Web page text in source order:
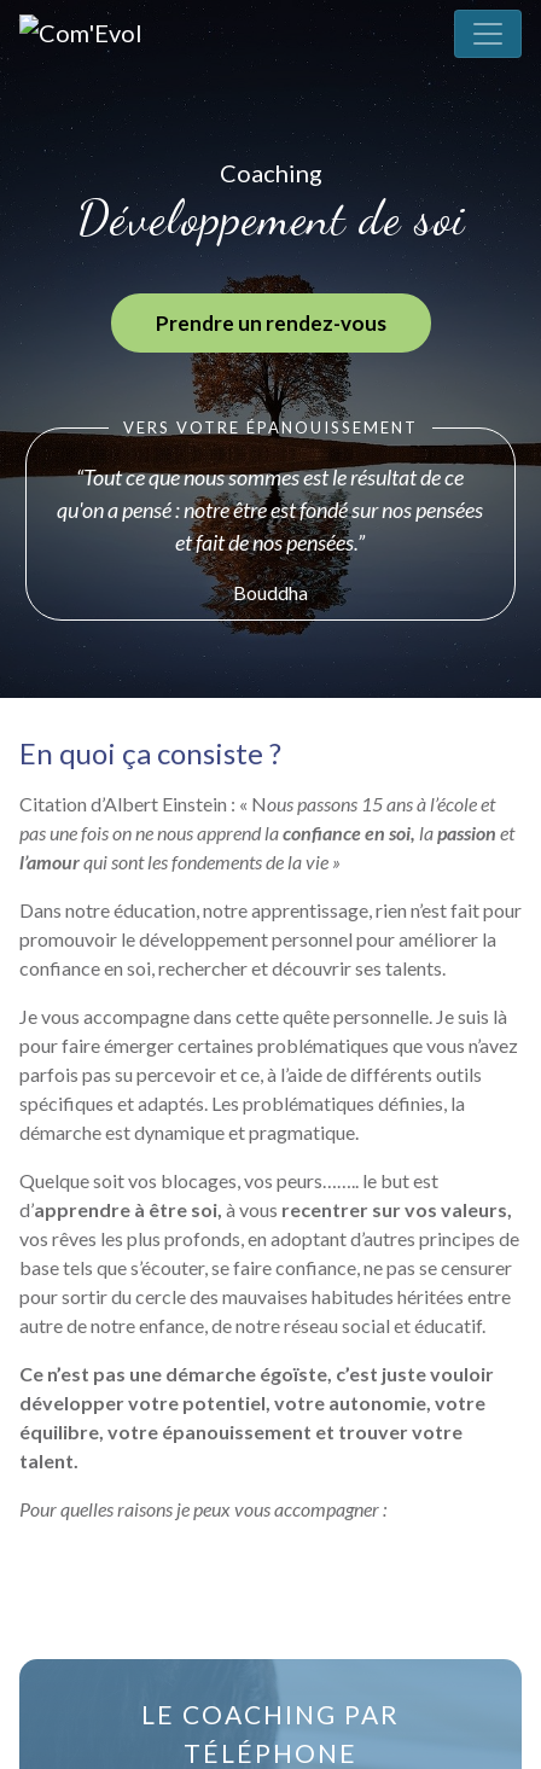
Coaching
Développement de soi
Prendre un rendez-vous
VERS VOTRE ÉPANOUISSEMENT
“Tout ce que nous sommes est le résultat de ce
qu'on a pensé : notre être est fondé sur nos pensées
et fait de nos pensées.”
Bouddha
En quoi ça consiste ?
Citation d’Albert Einstein : « Nous passons 15 ans à l’école et
pas une fois on ne nous apprend laconfiance en soi, lapassion et
l’amourqui sont les fondements de la vie »
Dans notre éducation, notre apprentissage, rien n’est fait pour
promouvoir le développement personnel pour améliorer la
confiance en soi, rechercher et découvrir ses talents.
Je vous accompagne dans cette quête personnelle. Je suis là
pour faire émerger certaines problématiques que vous n’avez
parfois pas su percevoir et ce, à l’aide de différents outils
spécifiques et adaptés. Les problématiques définies, la
démarche est dynamique et pragmatique.
Quelque soit vos blocages, vos peurs…….. le but est
d’apprendre à être soi, à vous recentrer sur vos valeurs,
vos rêves les plus profonds, en adoptant d’autres principes de
base tels que s’écouter, se faire confiance, ne pas se censurer
pour sortir du cercle des mauvaises habitudes héritées entre
autre de notre enfance, de notre réseau social et éducatif.
Ce n’est pas une démarche égoïste, c’est juste vouloir
développer votre potentiel, votre autonomie, votre
équilibre, votre épanouissement et trouver votre
talent.
Pour quelles raisons je peux vous accompagner :
LE COACHING PAR
TÉLÉPHONE